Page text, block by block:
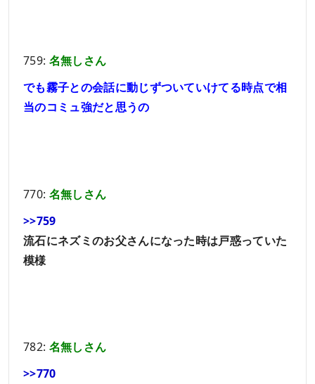
759: 名無しさん
でも霧子との会話に動じずついていけてる時点で相
当のコミュ強だと思うの
770: 名無しさん
>>759
流石にネズミのお父さんになった時は戸惑っていた
模様
782: 名無しさん
>>770